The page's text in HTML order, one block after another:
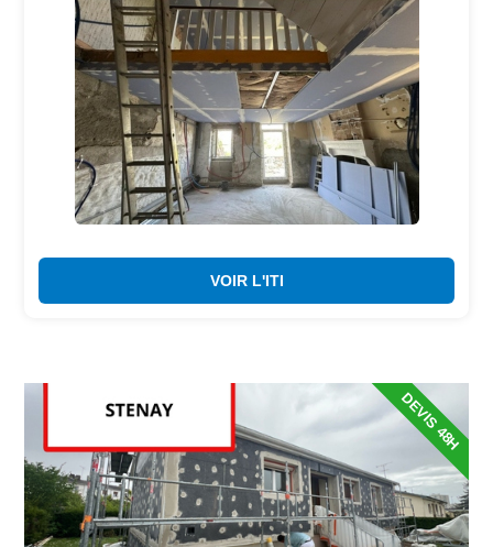
VOIR L'ITI
DEVIS 48H